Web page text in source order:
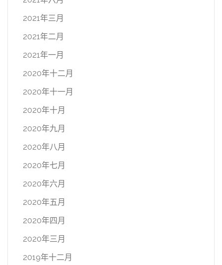
2021年三月
2021年二月
2021年一月
2020年十二月
2020年十一月
2020年十月
2020年九月
2020年八月
2020年七月
2020年六月
2020年五月
2020年四月
2020年三月
2019年十二月